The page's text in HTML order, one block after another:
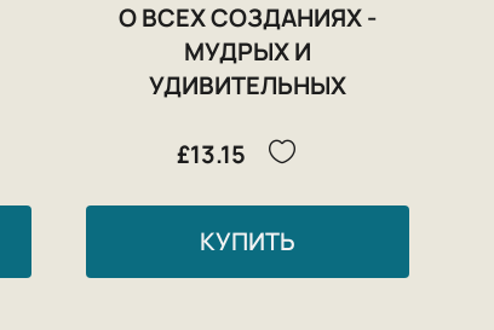
О ВСЕХ СОЗДАНИЯХ -
МУДРЫХ И
УДИВИТЕЛЬНЫХ
£13.15
КУПИТЬ